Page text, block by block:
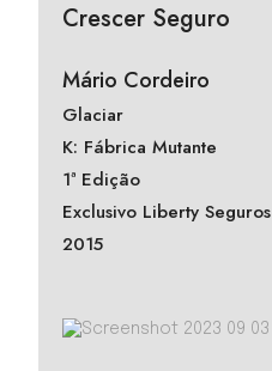
Crescer Seguro
Mário Cordeiro
Glaciar
K: Fábrica Mutante
1ª Edição
Exclusivo Liberty Seguros
2015